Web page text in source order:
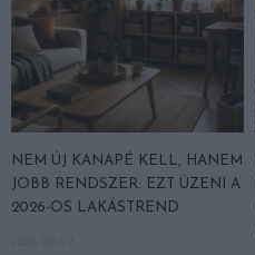
NEM ÚJ KANAPÉ KELL, HANEM
JOBB RENDSZER: EZT ÜZENI A
2026-OS LAKÁSTREND